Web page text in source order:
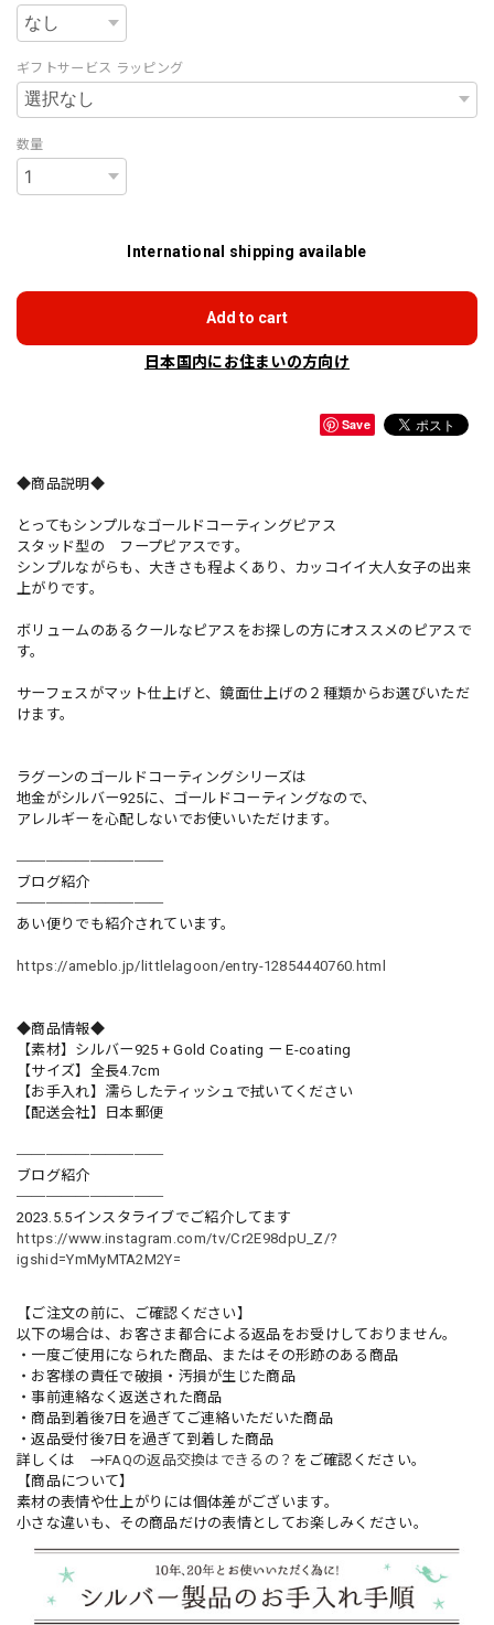
ギフトサービス ラッピング
数量
International shipping available
Add to cart
日本国内にお住まいの方向け
Save
◆商品説明◆
とってもシンプルなゴールドコーティングピアス
スタッド型の フープピアスです。
シンプルながらも、大きさも程よくあり、カッコイイ大人女子の出来
上がりです。
ボリュームのあるクールなピアスをお探しの方にオススメのピアスで
す。
サーフェスがマット仕上げと、鏡面仕上げの２種類からお選びいただ
けます。
ラグーンのゴールドコーティングシリーズは
地金がシルバー925に、ゴールドコーティングなので、
アレルギーを心配しないでお使いいただけます。
──────────
ブログ紹介
──────────
あい便りでも紹介されています。
https://ameblo.jp/littlelagoon/entry-12854440760.html
◆商品情報◆
【素材】シルバー925 + Gold Coating ー E-coating
【サイズ】全長4.7cm
【お手入れ】濡らしたティッシュで拭いてください
【配送会社】日本郵便
──────────
ブログ紹介
──────────
2023.5.5インスタライブでご紹介してます
https://www.instagram.com/tv/Cr2E98dpU_Z/?
igshid=YmMyMTA2M2Y=
【ご注文の前に、ご確認ください】
以下の場合は、お客さま都合による返品をお受けしておりません。
・一度ご使用になられた商品、またはその形跡のある商品
・お客様の責任で破損・汚損が生じた商品
・事前連絡なく返送された商品
・商品到着後7日を過ぎてご連絡いただいた商品
・返品受付後7日を過ぎて到着した商品
詳しくは →FAQの返品交換はできるの？ をご確認ください。
【商品について】
素材の表情や仕上がりには個体差がございます。
小さな違いも、その商品だけの表情としてお楽しみください。